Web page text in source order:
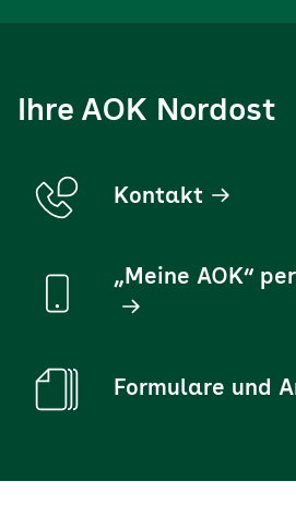
Ihre AOK Nordost
Kontakt
„Meine AOK“
Formulare und